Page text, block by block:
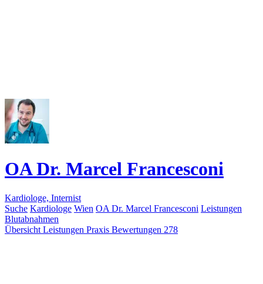
OA Dr. Marcel Francesconi
Kardiologe, Internist
Suche Kardiologe Wien OA Dr. Marcel Francesconi Leistungen
Blutabnahmen
Übersicht Leistungen Praxis Bewertungen 278